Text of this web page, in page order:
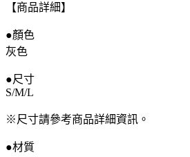
炎
扳
機
醫
療
用
右
【商品詳細】
●顏色
灰色
●尺寸
S/M/L
※尺寸請參考商品詳細資訊。
●材質